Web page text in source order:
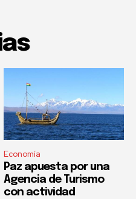
Economía
Paz apuesta por una
Agencia de Turismo
con actividad